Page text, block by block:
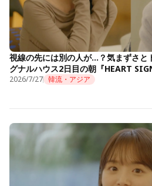
視線の先には別の人が…？気まずさと
グナルハウス2日目の朝『HEART
2026/7/27 韓流・アジア